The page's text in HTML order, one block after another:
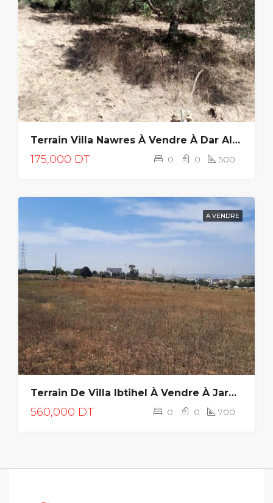
Terrain Villa Nawres À Vendre À Dar Allouch
175,000 DT 0 0 500
A VENDRE
Terrain De Villa Ibtihel À Vendre À Jardin El Manzah2
560,000 DT 0 0 700